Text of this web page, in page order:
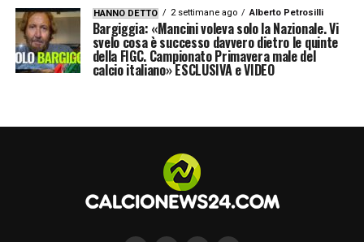
tecniche evidenti conferma le ambizioni del
club di Rio de Janeiro di consolidare la sua
posizione di leadership nel calcio
HANNO DETTO 2 settimane ago Alberto Petrosilli
Bargiggia: «Mancini voleva solo la Nazionale. Vi
svelo cosa è successo davvero dietro le quinte
della FIGC. Campionato Primavera male del
calcio italiano» ESCLUSIVA e VIDEO